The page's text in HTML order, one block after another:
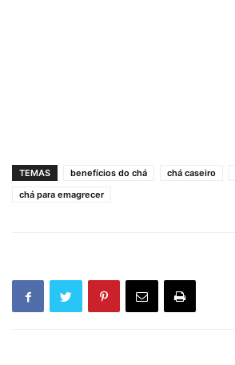
TEMAS benefícios do chá chá caseiro
chá para emagrecer